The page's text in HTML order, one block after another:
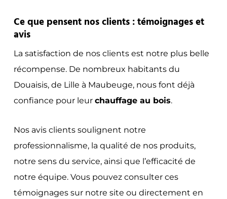
Ce que pensent nos clients : témoignages et
avis
La satisfaction de nos clients est notre plus belle
récompense. De nombreux habitants du
Douaisis, de Lille à Maubeuge, nous font déjà
confiance pour leur chauffage au bois.
Nos avis clients soulignent notre
professionnalisme, la qualité de nos produits,
notre sens du service, ainsi que l’efficacité de
notre équipe. Vous pouvez consulter ces
témoignages sur notre site ou directement en